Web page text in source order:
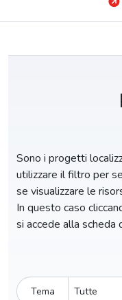
Sono i progetti
utilizzare il filtro per
se visualizzare le
In questo caso
si accede alla scheda
Tema